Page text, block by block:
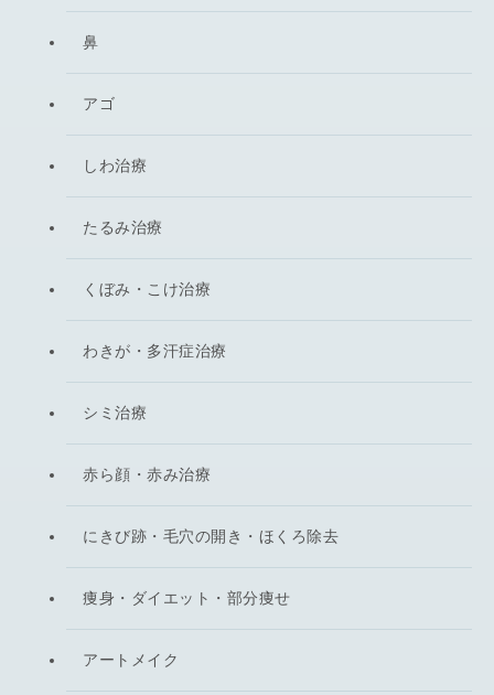
鼻
アゴ
しわ治療
たるみ治療
くぼみ・こけ治療
わきが・多汗症治療
シミ治療
赤ら顔・赤み治療
にきび跡・毛穴の開き・ほくろ除去
痩身・ダイエット・部分痩せ
アートメイク